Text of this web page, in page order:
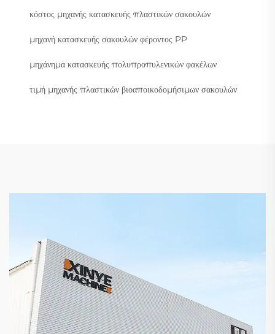
κόστος μηχανής κατασκευής πλαστικών σακουλών
μηχανή κατασκευής σακουλών φέροντος PP
μηχάνημα κατασκευής πολυπροπυλενικών φακέλων
τιμή μηχανής πλαστικών βιοαποικοδομήσιμων σακουλών